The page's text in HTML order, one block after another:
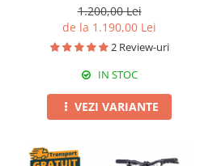
suspensie, frâne pe disc,
negru cu verde
1.200,00 Lei
de la 1.190,00 Lei
2 Review-uri
IN STOC
VEZI VARIANTE